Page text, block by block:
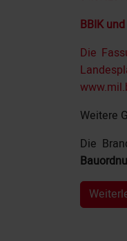
BBIK
Die
Weitere
Die